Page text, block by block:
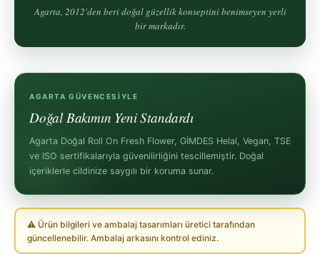
Agarta, 2012'den beri doğal güzellik konseptini benimseyen yerli
bir markadır.
AGARTA GÜVENCESIYLE
Doğal Bakımın Yeni Standardı
Agarta Doğal Roll On Fresh Flower, GİMDES Helal, Vegan, TSE
ve ISO sertifikalarıyla güvenilirliğini tescillemiştir. Doğal
içeriklerle cildinize saygılı bir koruma sunar.
⚠ Ürün bilgileri ve ambalaj tasarımları üretici tarafından
güncellenebilir. Ambalaj arkasını kontrol ediniz.